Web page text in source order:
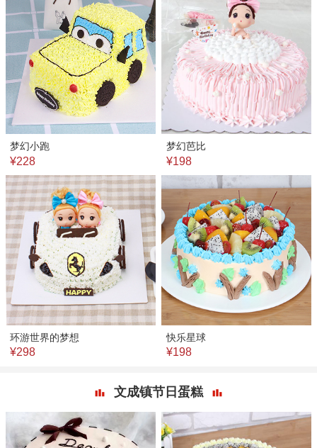
梦幻小跑
¥228
梦幻芭比
¥198
环游世界的梦想
¥298
快乐星球
¥198
文成镇节日蛋糕